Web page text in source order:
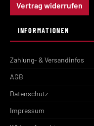
Vertrag widerrufen
INFORMATIONEN
Zahlung- & Versandinfos
AGB
Datenschutz
Impressum